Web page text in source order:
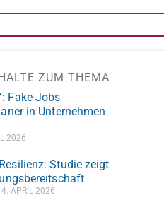
ZUM THEMA
Fake-Jobs
in Unternehmen
2026
Studie zeigt
4. APRIL 2026